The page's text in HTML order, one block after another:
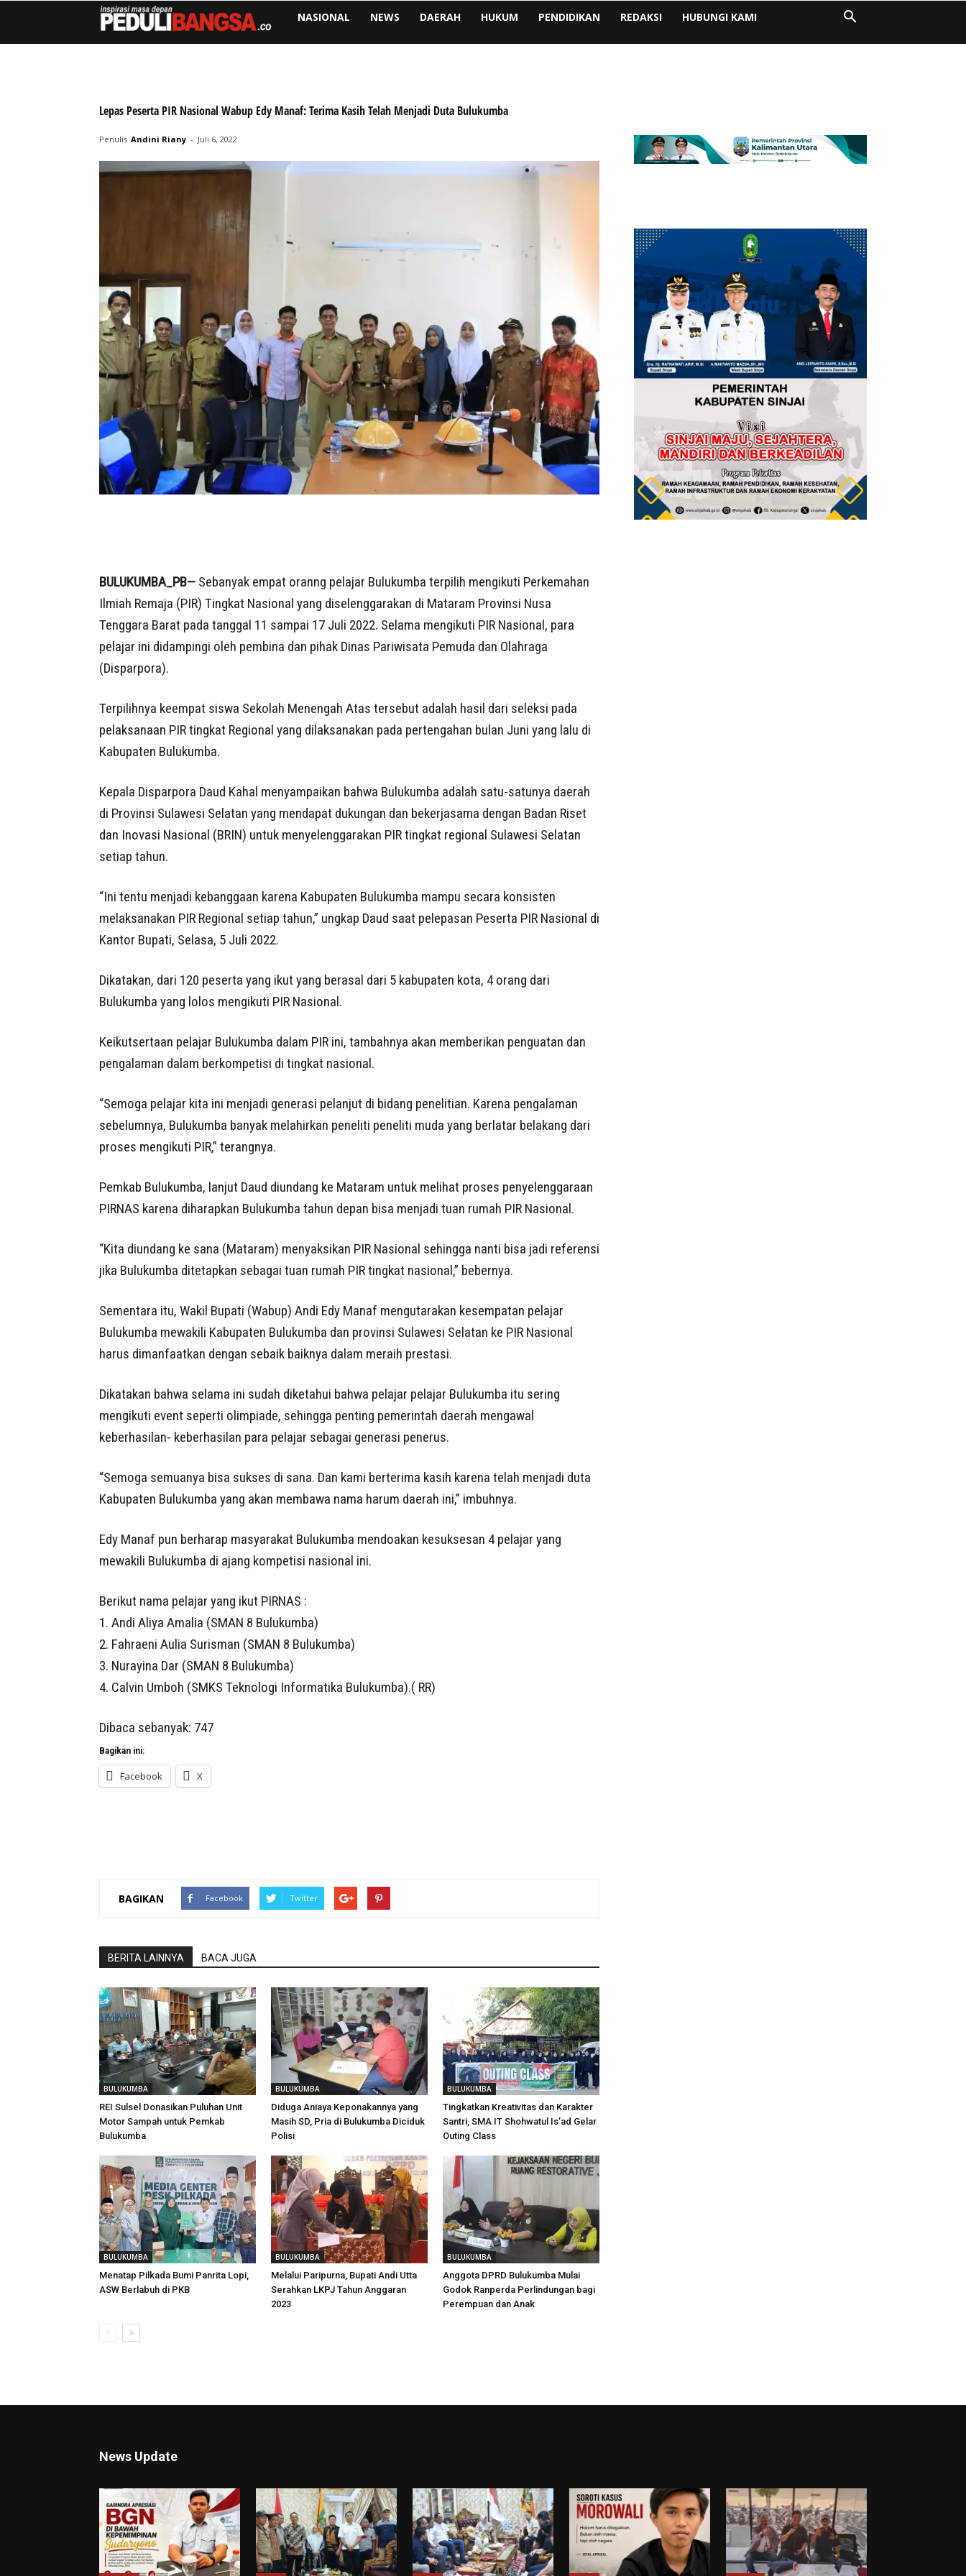
NASIONAL NEWS DAERAH HUKUM PENDIDIKAN REDAKSI HUBUNGI KAMI
Lepas Peserta PIR Nasional Wabup Edy Manaf: Terima Kasih Telah Menjadi Duta Bulukumba
Penulis Andini Riany - Juli 6, 2022
BULUKUMBA_PB— Sebanyak empat oranng pelajar Bulukumba terpilih mengikuti Perkemahan
Ilmiah Remaja (PIR) Tingkat Nasional yang diselenggarakan di Mataram Provinsi Nusa
Tenggara Barat pada tanggal 11 sampai 17 Juli 2022. Selama mengikuti PIR Nasional, para
pelajar ini didampingi oleh pembina dan pihak Dinas Pariwisata Pemuda dan Olahraga
(Disparpora).
Terpilihnya keempat siswa Sekolah Menengah Atas tersebut adalah hasil dari seleksi pada
pelaksanaan PIR tingkat Regional yang dilaksanakan pada pertengahan bulan Juni yang lalu di
Kabupaten Bulukumba.
Kepala Disparpora Daud Kahal menyampaikan bahwa Bulukumba adalah satu-satunya daerah
di Provinsi Sulawesi Selatan yang mendapat dukungan dan bekerjasama dengan Badan Riset
dan Inovasi Nasional (BRIN) untuk menyelenggarakan PIR tingkat regional Sulawesi Selatan
setiap tahun.
“Ini tentu menjadi kebanggaan karena Kabupaten Bulukumba mampu secara konsisten
melaksanakan PIR Regional setiap tahun,” ungkap Daud saat pelepasan Peserta PIR Nasional di
Kantor Bupati, Selasa, 5 Juli 2022.
Dikatakan, dari 120 peserta yang ikut yang berasal dari 5 kabupaten kota, 4 orang dari
Bulukumba yang lolos mengikuti PIR Nasional.
Keikutsertaan pelajar Bulukumba dalam PIR ini, tambahnya akan memberikan penguatan dan
pengalaman dalam berkompetisi di tingkat nasional.
“Semoga pelajar kita ini menjadi generasi pelanjut di bidang penelitian. Karena pengalaman
sebelumnya, Bulukumba banyak melahirkan peneliti peneliti muda yang berlatar belakang dari
proses mengikuti PIR,” terangnya.
Pemkab Bulukumba, lanjut Daud diundang ke Mataram untuk melihat proses penyelenggaraan
PIRNAS karena diharapkan Bulukumba tahun depan bisa menjadi tuan rumah PIR Nasional.
“Kita diundang ke sana (Mataram) menyaksikan PIR Nasional sehingga nanti bisa jadi referensi
jika Bulukumba ditetapkan sebagai tuan rumah PIR tingkat nasional,” bebernya.
Sementara itu, Wakil Bupati (Wabup) Andi Edy Manaf mengutarakan kesempatan pelajar
Bulukumba mewakili Kabupaten Bulukumba dan provinsi Sulawesi Selatan ke PIR Nasional
harus dimanfaatkan dengan sebaik baiknya dalam meraih prestasi.
Dikatakan bahwa selama ini sudah diketahui bahwa pelajar pelajar Bulukumba itu sering
mengikuti event seperti olimpiade, sehingga penting pemerintah daerah mengawal
keberhasilan- keberhasilan para pelajar sebagai generasi penerus.
“Semoga semuanya bisa sukses di sana. Dan kami berterima kasih karena telah menjadi duta
Kabupaten Bulukumba yang akan membawa nama harum daerah ini,” imbuhnya.
Edy Manaf pun berharap masyarakat Bulukumba mendoakan kesuksesan 4 pelajar yang
mewakili Bulukumba di ajang kompetisi nasional ini.
Berikut nama pelajar yang ikut PIRNAS :
1. Andi Aliya Amalia (SMAN 8 Bulukumba)
2. Fahraeni Aulia Surisman (SMAN 8 Bulukumba)
3. Nurayina Dar (SMAN 8 Bulukumba)
4. Calvin Umboh (SMKS Teknologi Informatika Bulukumba).( RR)
Dibaca sebanyak: 747
Bagikan ini:
Facebook X
BAGIKAN Facebook Twitter
BERITA LAINNYA BACA JUGA
BULUKUMBA
REI Sulsel Donasikan Puluhan Unit
Motor Sampah untuk Pemkab
Bulukumba
BULUKUMBA
Diduga Aniaya Keponakannya yang
Masih SD, Pria di Bulukumba Diciduk
Polisi
BULUKUMBA
Tingkatkan Kreativitas dan Karakter
Santri, SMA IT Shohwatul Is’ad Gelar
Outing Class
BULUKUMBA
Menatap Pilkada Bumi Panrita Lopi,
ASW Berlabuh di PKB
BULUKUMBA
Melalui Paripurna, Bupati Andi Utta
Serahkan LKPJ Tahun Anggaran
2023
BULUKUMBA
Anggota DPRD Bulukumba Mulai
Godok Ranperda Perlindungan bagi
Perempuan dan Anak
News Update